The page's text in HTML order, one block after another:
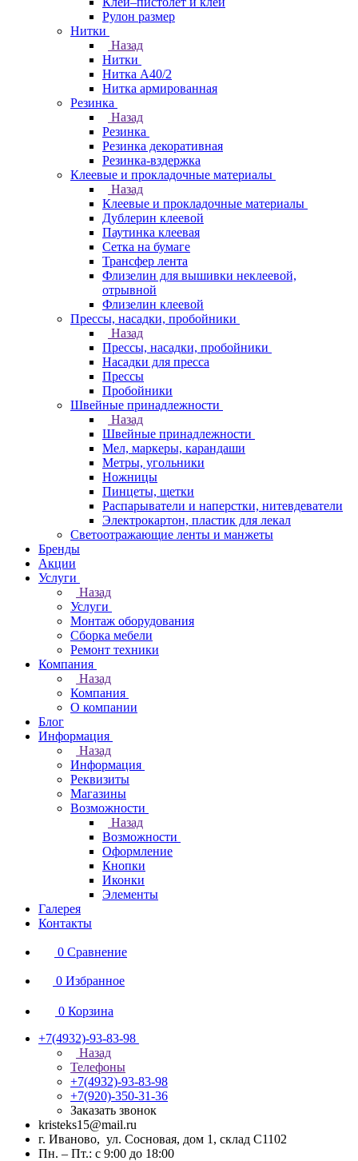
Рулон размер
Нитки
Назад
Нитки
Нитка А40/2
Нитка армированная
Резинка
Назад
Резинка
Резинка декоративная
Резинка-вздержка
Клеевые и прокладочные материалы
Назад
Клеевые и прокладочные материалы
Дублерин клеевой
Паутинка клеевая
Сетка на бумаге
Трансфер лента
Флизелин для вышивки неклеевой,
отрывной
Флизелин клеевой
Прессы, насадки, пробойники
Назад
Прессы, насадки, пробойники
Насадки для пресса
Прессы
Пробойники
Швейные принадлежности
Назад
Швейные принадлежности
Мел, маркеры, карандаши
Метры, угольники
Ножницы
Пинцеты, щетки
Распарыватели и наперстки, нитевдеватели
Электрокартон, пластик для лекал
Светоотражающие ленты и манжеты
Бренды
Акции
Услуги
Назад
Услуги
Монтаж оборудования
Сборка мебели
Ремонт техники
Компания
Назад
Компания
О компании
Блог
Информация
Назад
Информация
Реквизиты
Магазины
Возможности
Назад
Возможности
Оформление
Кнопки
Иконки
Элементы
Галерея
Контакты
0 Сравнение
0 Избранное
0 Корзина
+7(4932)-93-83-98
Назад
Телефоны
+7(4932)-93-83-98
+7(920)-350-31-36
Заказать звонок
kristeks15@mail.ru
г. Иваново, ул. Сосновая, дом 1, склад С1102
Пн. – Пт.: с 9:00 до 18:00